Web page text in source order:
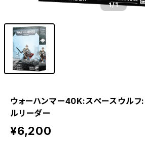
1/1
ウォーハンマー40K:スペースウルフ:
ルリーダー
¥6,200